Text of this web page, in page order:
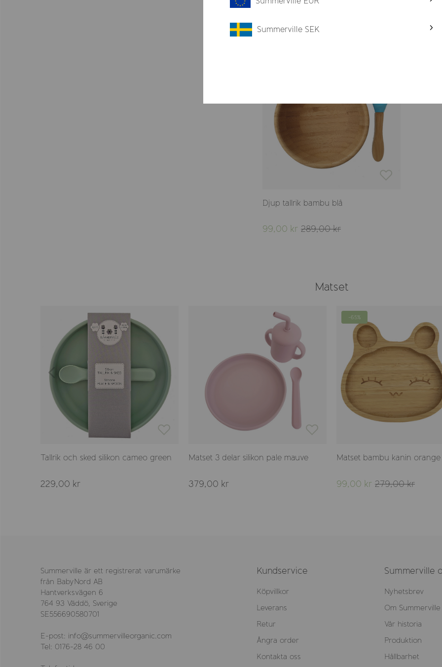
Relaterade produkter
Djup tallrik bambu blå
99,00 kr 289,00 kr
Matset
Tallrik och sked silikon cameo green
229,00 kr
Matset 3 delar silikon pale mauve
379,00 kr
-65%
Matset bambu kanin orange
99,00 kr 279,00 kr
Summerville är ett registrerat varumärke
från BabyNord AB
Hantverksvägen 6
764 93 Väddö, Sverige
SE556690580701
E-post: info@summervilleorganic.com
Tel: 0176-28 46 00
Kundservice
Köpvillkor
Leverans
Retur
Ångra order
Kontakta oss
Summerville
Nyhetsbrev
Om Summerville
Vår historia
Produktion
Hållbarhet
Summerville SEK